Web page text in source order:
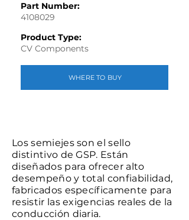
Part Number:
4108029
Product Type:
CV Components
WHERE TO BUY
Los semiejes son el sello
distintivo de GSP. Están
diseñados para ofrecer alto
desempeño y total confiabilidad,
fabricados específicamente para
resistir las exigencias reales de la
conducción diaria.